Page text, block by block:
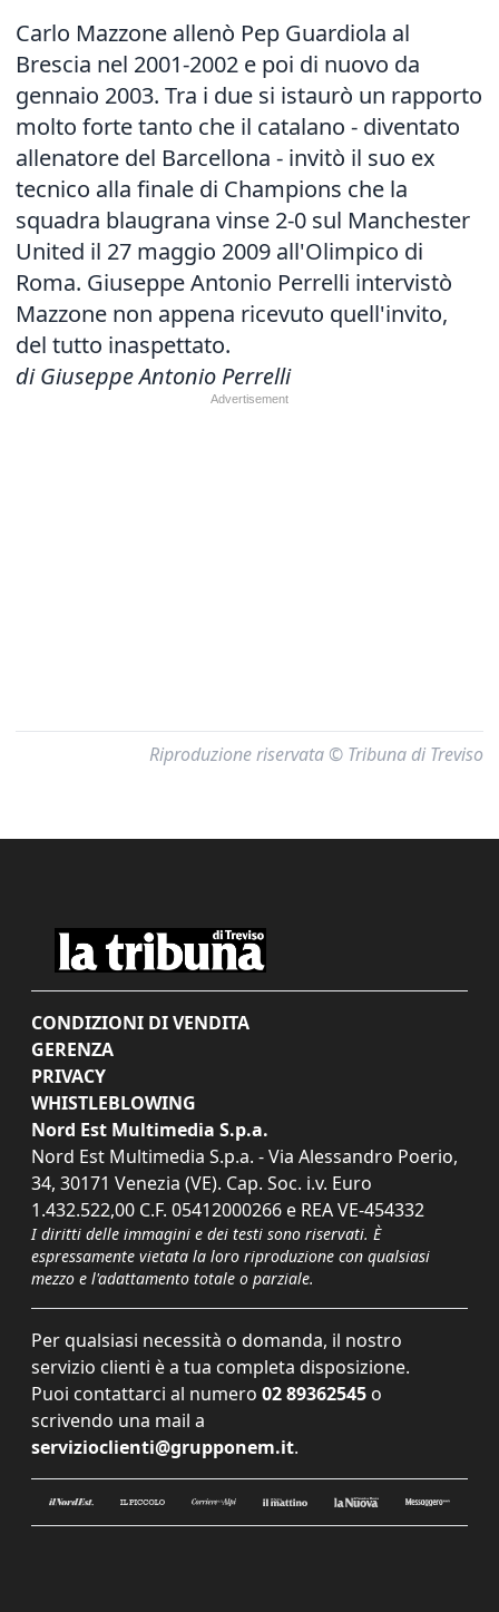
Carlo Mazzone allenò Pep Guardiola al
Brescia nel 2001-2002 e poi di nuovo da
gennaio 2003. Tra i due si istaurò un rapporto
molto forte tanto che il catalano - diventato
allenatore del Barcellona - invitò il suo ex
tecnico alla finale di Champions che la
squadra blaugrana vinse 2-0 sul Manchester
United il 27 maggio 2009 all'Olimpico di
Roma. Giuseppe Antonio Perrelli intervistò
Mazzone non appena ricevuto quell'invito,
del tutto inaspettato.
di Giuseppe Antonio Perrelli
Riproduzione riservata © Tribuna di Treviso
CONDIZIONI DI VENDITA
GERENZA
PRIVACY
WHISTLEBLOWING
Nord Est Multimedia S.p.a.
Nord Est Multimedia S.p.a. - Via Alessandro Poerio,
34, 30171 Venezia (VE). Cap. Soc. i.v. Euro
1.432.522,00 C.F. 05412000266 e REA VE-454332
I diritti delle immagini e dei testi sono riservati. È
espressamente vietata la loro riproduzione con qualsiasi
mezzo e l'adattamento totale o parziale.
Per qualsiasi necessità o domanda, il nostro
servizio clienti è a tua completa disposizione.
Puoi contattarci al numero 02 89362545 o
scrivendo una mail a
servizioclienti@grupponem.it.